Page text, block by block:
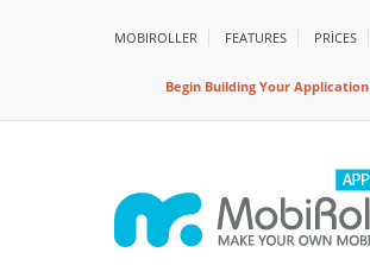
MOBIROLLER FEATURES PRİCES
Begin Building Your Application